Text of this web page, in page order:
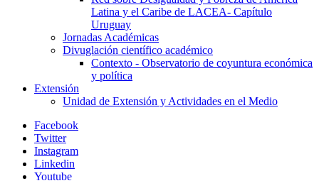
Latina y el Caribe de LACEA- Capítulo
Uruguay
Jornadas Académicas
Divuglación científico académico
Contexto - Observatorio de coyuntura económica
y política
Extensión
Unidad de Extensión y Actividades en el Medio
Facebook
Twitter
Instagram
Linkedin
Youtube